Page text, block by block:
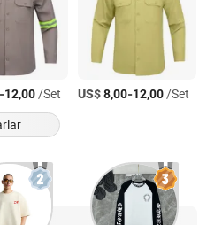
12,00/Set US$8,00-12,00/Set